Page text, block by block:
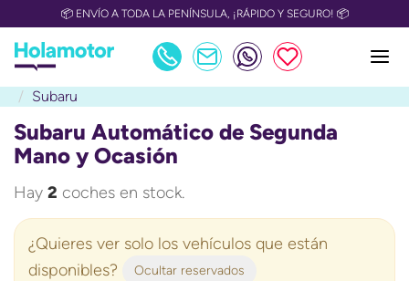
📦 ENVÍO A TODA LA PENÍNSULA, ¡RÁPIDO Y SEGURO! 📦
Subaru
Subaru Automático de Segunda
Mano y Ocasión
Hay 2 coches en stock.
¿Quieres ver solo los vehículos que están
disponibles?
Ocultar reservados